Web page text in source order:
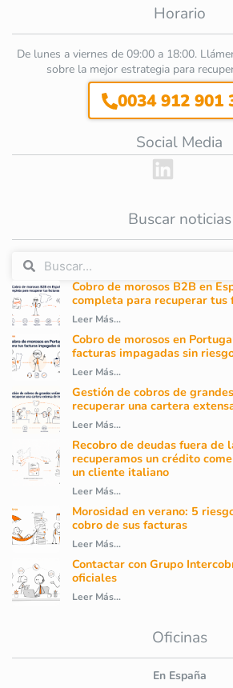
Horario
De lunes a viernes de 09:00 a 18:00.
sobre la mejor estrategia para
0034 912 901
Social Media
Buscar noticias
Cobro de morosos B2B en
completa para recuperar tus
Leer Más...
Cobro de morosos en
facturas impagadas sin
Leer Más...
Gestión de cobros de
recuperar una cartera
Leer Más...
Recobro de deudas fuera de
recuperamos un crédito
un cliente italiano
Leer Más...
Morosidad en verano: 5
cobro de sus facturas
Leer Más...
Contactar con Grupo
oficiales
Leer Más...
Oficinas
En España